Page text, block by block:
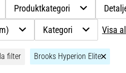
Produktkategori
Kategori Visa
filter Brooks Hyperion Elite